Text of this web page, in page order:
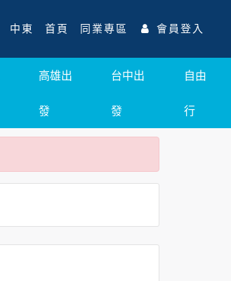
中東 首頁 同業專區 會員登入
高雄出
發
台中出
發
自由
行